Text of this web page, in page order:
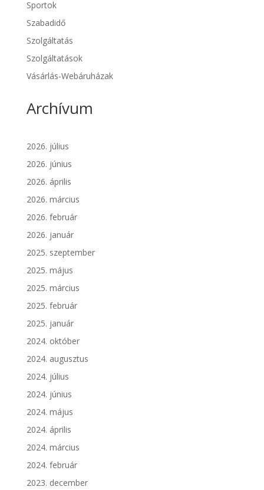
Sportok
Szabadidő
Szolgáltatás
Szolgáltatások
Vásárlás-Webáruházak
Archívum
2026. július
2026. június
2026. április
2026. március
2026. február
2026. január
2025. szeptember
2025. május
2025. március
2025. február
2025. január
2024. október
2024. augusztus
2024. július
2024. június
2024. május
2024. április
2024. március
2024. február
2023. december